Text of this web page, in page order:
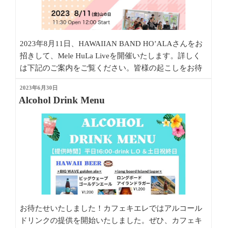
2023年8月11日、HAWAIIAN BAND HO’ALAさんをお
招きして、Mele HuLa Liveを開催いたします。詳しく
は下記のご案内をご覧ください。皆様の起こしをお待
投
稿
2023年6月30日
Alcohol Drink Menu
お待たせいたしました！カフェキエレではアルコール
ドリンクの提供を開始いたしました。ぜひ、カフェキ